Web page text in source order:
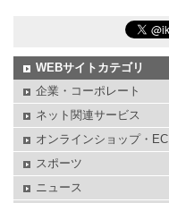
WEBサイトカテゴリ
企業・コーポレート
ネット関連サービス
オンラインショップ・EC
スポーツ
ニュース